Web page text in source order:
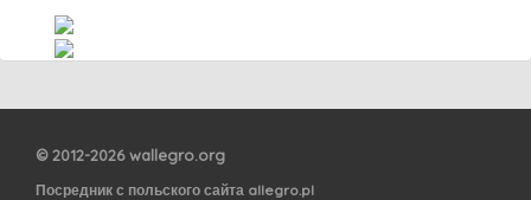
© 2012-2026 wallegro.org
Посредник с польского сайта allegro.pl